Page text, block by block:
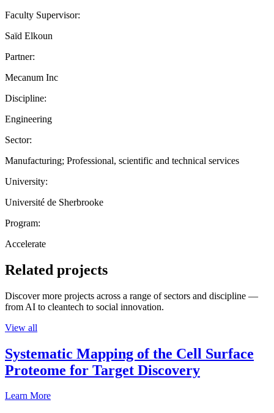
Faculty Supervisor:
Saïd Elkoun
Partner:
Mecanum Inc
Discipline:
Engineering
Sector:
Manufacturing; Professional, scientific and technical services
University:
Université de Sherbrooke
Program:
Accelerate
Related projects
Discover more projects across a range of sectors and discipline —
from AI to cleantech to social innovation.
View all
Systematic Mapping of the Cell Surface
Proteome for Target Discovery
Learn More